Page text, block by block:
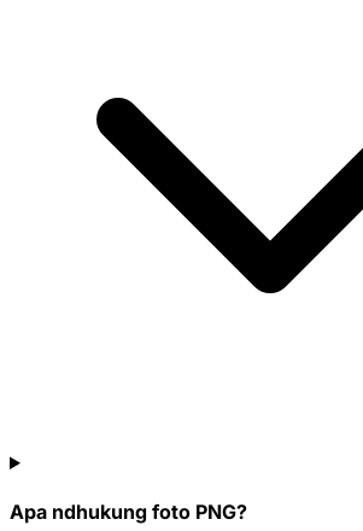
Apa ndhukung foto PNG?